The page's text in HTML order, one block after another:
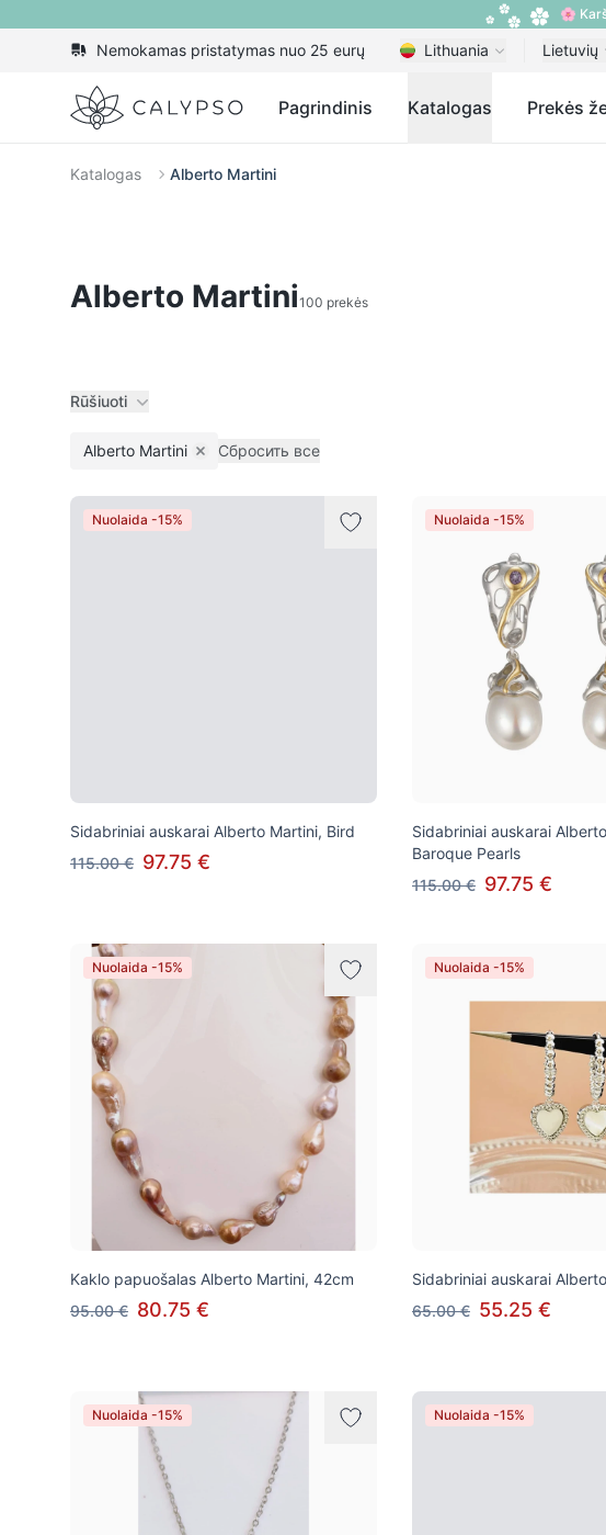
🌸
Nemokamas pristatymas nuo 25 eurų Lithuania Lietuvių
Calypso Pagrindinis Katalogas Prekės
Katalogas Alberto Martini
Alberto Martini100 prekės
Rūšiuoti
Alberto Martini Remove filter
Сбросить все
Prekės
Nuolaida -15%
Sidabriniai auskarai Alberto Martini, Bird
115.00 € 97.75 €
Nuolaida -15%
Sidabriniai auskarai
Baroque Pearls
115.00 € 97.75 €
Nuolaida -15%
Kaklo papuošalas Alberto Martini, 42cm
95.00 € 80.75 €
Nuolaida -15%
Sidabriniai auskarai
65.00 € 55.25 €
Nuolaida -15% Nuolaida -15%